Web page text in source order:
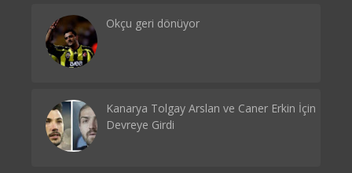
Okçu geri dönüyor
Kanarya Tolgay Arslan ve Caner Erkin İçin
Devreye Girdi